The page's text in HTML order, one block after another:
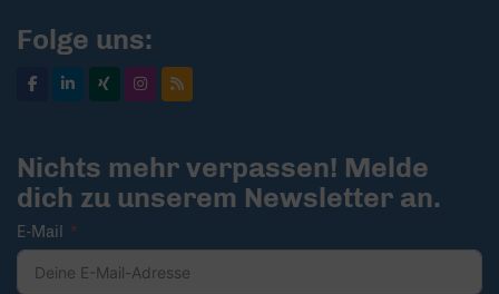
Folge uns:
Nichts mehr verpassen! Melde
dich zu unserem Newsletter an.
E-Mail